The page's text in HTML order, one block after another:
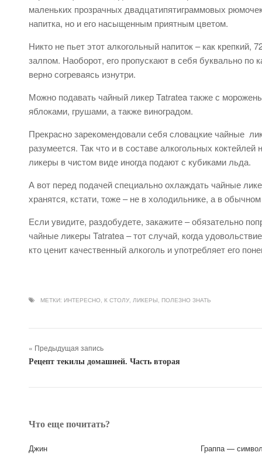
маленьких прозрачных двадцатипятиграммовых
напитка, но и его насыщенным приятным цветом.
Никто не пьет этот алкогольный напиток – как
залпом. Наоборот, его пропускают в себя буквально по
верно согреваясь изнутри.
Можно подавать чайный ликер Tatratea также с
яблоками, грушами, а также виноградом.
Прекрасно зарекомендовали себя словацкие чайные
разумеется. Так что и в составе алкогольных
ликеры в чистом виде иногда подают с кубиками льда.
А вот перед подачей специально охлаждать чайные
хранятся, кстати, тоже – не в холодильнике, а в
Если увидите, раздобудете, закажите – обязательно
чайные ликеры Tatratea – тот случай, когда
кто ценит качественный алкоголь и употребляет его
МЕТКИ: ИНТЕРЕСНО К СТОЛУ ЛИКЕРЫ ПОЛЕЗНО ЗНАТЬ
« Предыдущая запись
Рецепт текилы домашней. Часть вторая
Что еще почитать?
Джин Граппа —